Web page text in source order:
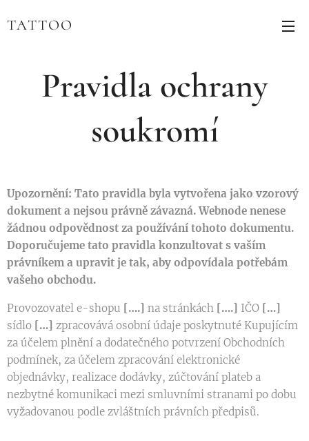
TATTOO
Pravidla ochrany
soukromí
Upozornění: Tato pravidla byla vytvořena jako vzorový
dokument a nejsou právně závazná. Webnode nenese
žádnou odpovědnost za používání tohoto dokumentu.
Doporučujeme tato pravidla konzultovat s vaším
právníkem a upravit je tak, aby odpovídala potřebám
vašeho obchodu.
Provozovatel e-shopu [….] na stránkách [….] IČO […]
sídlo […] zpracovává osobní údaje poskytnuté Kupujícím
za účelem plnění a dodatečného potvrzení Obchodních
podmínek, za účelem zpracování elektronické
objednávky, realizace dodávky, zúčtování plateb a
nezbytné komunikaci mezi smluvními stranami po dobu
vyžadovanou podle zvláštních právních předpisů.